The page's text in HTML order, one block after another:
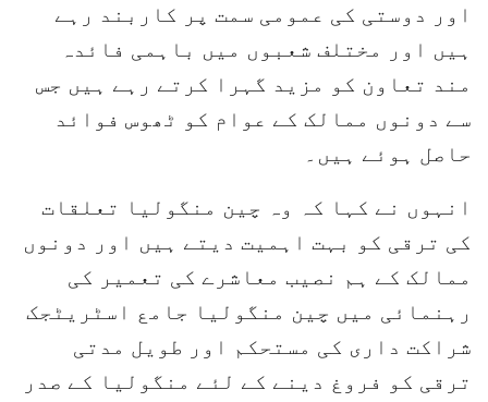
اور دوستی کی عمومی سمت پر کاربند رہے
ہیں اور مختلف شعبوں میں باہمی فائدہ
مند تعاون کو مزید گہرا کرتے رہے ہیں جس
سے دونوں ممالک کے عوام کو ٹھوس فوائد
حاصل ہوئے ہیں۔
انہوں نے کہا کہ وہ چین منگولیا تعلقات
کی ترقی کو بہت اہمیت دیتے ہیں اور دونوں
ممالک کے ہم نصیب معاشرے کی تعمیر کی
رہنمائی میں چین منگولیا جامع اسٹریٹجک
شراکت داری کی مستحکم اور طویل مدتی
ترقی کو فروغ دینے کے لئے منگولیا کے صدر